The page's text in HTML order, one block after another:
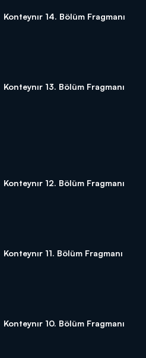
Konteynır 14. Bölüm Fragmanı
Konteynır 13. Bölüm Fragmanı
Konteynır 12. Bölüm Fragmanı
Konteynır 11. Bölüm Fragmanı
Konteynır 10. Bölüm Fragmanı